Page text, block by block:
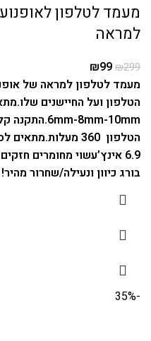
מעמד לטלפון
למראה
₪299
₪99
מעמד לטלפון למראה של
הטלפון ועל החיישנים שלו.
6mm-8mm-10mm. התקנה
הטלפון 360 מעלות.
6.9 אינץ’
עשוי מחומרים
בורג כיוון ונעילה/שחרור מהיר!
-35%